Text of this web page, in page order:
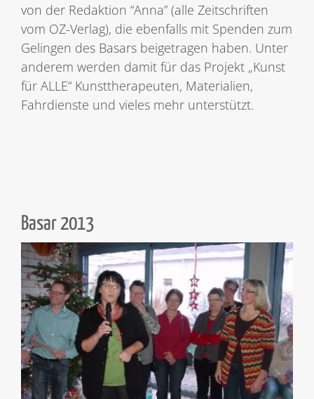
von der Redaktion “Anna” (alle Zeitschriften
vom OZ-Verlag), die ebenfalls mit Spenden zum
Gelingen des Basars beigetragen haben. Unter
anderem werden damit für das Projekt „Kunst
für ALLE“ Kunsttherapeuten, Materialien,
Fahrdienste und vieles mehr unterstützt.
Basar 2013